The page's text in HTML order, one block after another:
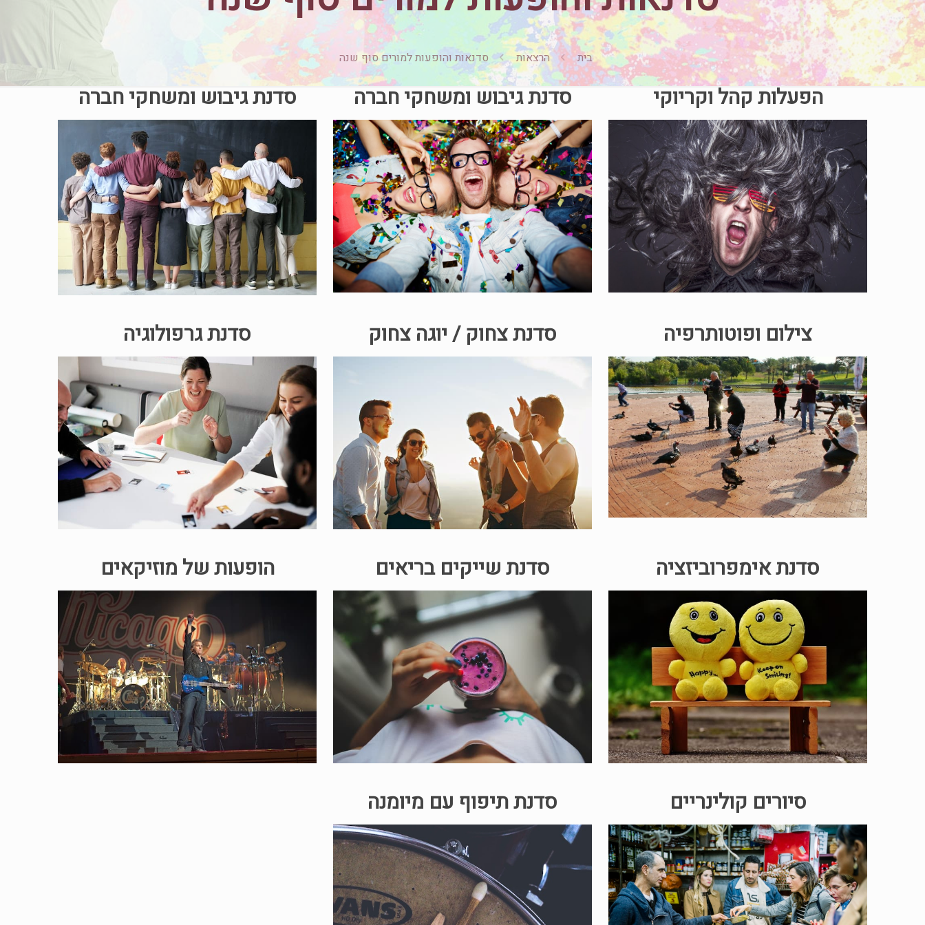
בית הרצאות סדנאות והופעות למורים סוף שנה
הפעלות קהל וקריוקי סדנת גיבוש ומשחקי חברה סדנת גיבוש ומשחקי חברה
צילום ופוטותרפיה סדנת צחוק / יוגה צחוק סדנת גרפולוגיה
סדנת אימפרוביזציה סדנת שייקים בריאים הופעות של מוזיקאים
סיורים קולינריים סדנת תיפוף עם מיומנה